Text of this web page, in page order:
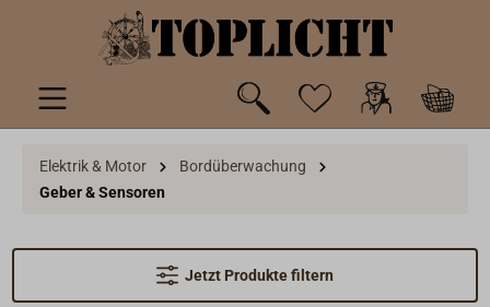
springen
Elektrik & Motor
Bordüberwachung
Geber & Sensoren
Jetzt Produkte filtern